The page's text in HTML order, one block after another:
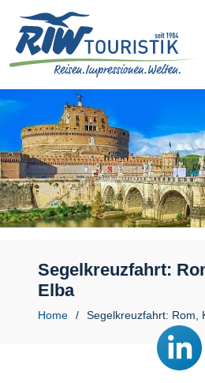
Segelkreuzfahrt:
Elba
Home Segelkreuzfahrt: Rom,